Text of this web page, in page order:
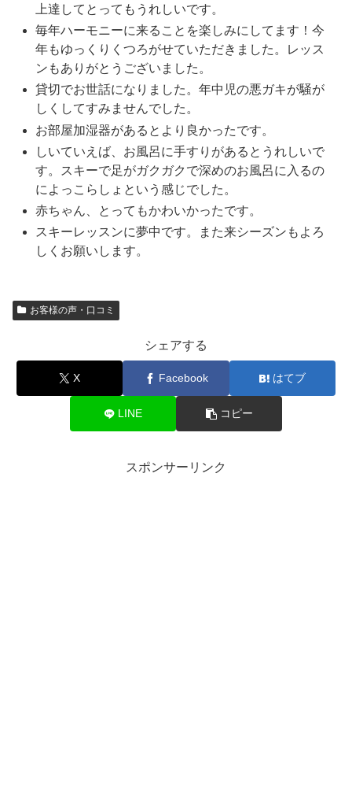
上達してとってもうれしいです。
毎年ハーモニーに来ることを楽しみにしてます！今
年もゆっくりくつろがせていただきました。レッス
ンもありがとうございました。
貸切でお世話になりました。年中児の悪ガキが騒が
しくしてすみませんでした。
お部屋加湿器があるとより良かったです。
しいていえば、お風呂に手すりがあるとうれしいで
す。スキーで足がガクガクで深めのお風呂に入るの
によっこらしょという感じでした。
赤ちゃん、とってもかわいかったです。
スキーレッスンに夢中です。また来シーズンもよろ
しくお願いします。
お客様の声・口コミ
シェアする
X Facebook はてブ
LINE コピー
スポンサーリンク